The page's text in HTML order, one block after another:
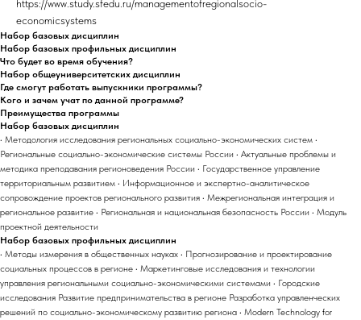
https://www.study.sfedu.ru/managementofregionalsocio-
economicsystems
Набор базовых дисциплин
Набор базовых профильных дисциплин
Что будет во время обучения?
Набор общеуниверситетских дисциплин
Где смогут работать выпускники программы?
Кого и зачем учат по данной программе?
Преимущества программы
Набор базовых дисциплин
• Методология исследования региональных социально-экономических систем •
Региональные социально-экономические системы России • Актуальные проблемы и
методика преподавания регионоведения России • Государственное управление
территориальным развитием • Информационное и экспертно-аналитическое
сопровождение проектов регионального развития • Межрегиональная интеграция и
региональное развитие • Региональная и национальная безопасность России • Модуль
проектной деятельности
Набор базовых профильных дисциплин
• Методы измерения в общественных науках • Прогнозирование и проектирование
социальных процессов в регионе • Маркетинговые исследования и технологии
управления региональными социально-экономическими системами • Городские
исследования Развитие предпринимательства в регионе Разработка управленческих
решений по социально-экономическому развитию региона • Modern Technology for